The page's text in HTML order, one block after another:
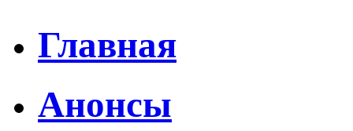
Главная
Анонсы